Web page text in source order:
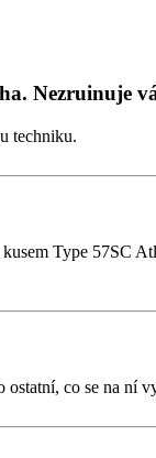
Nezruinuje
techniku.
Type 57SC
co se na ní